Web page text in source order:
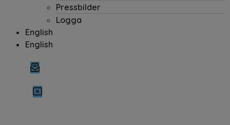
Pressbilder
Logga
English
English